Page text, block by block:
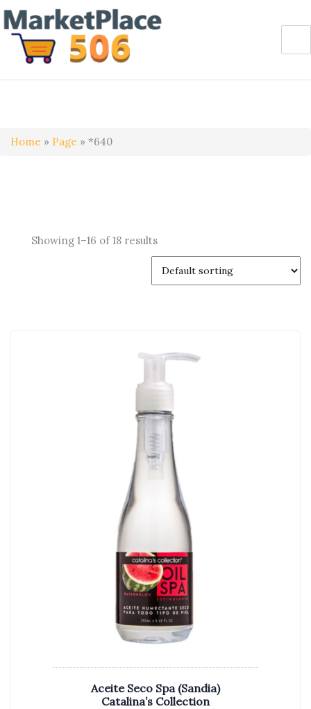
Home » Page » *640
Showing 1–16 of 18 results
Aceite Seco Spa (Sandia)
Catalina’s Collection